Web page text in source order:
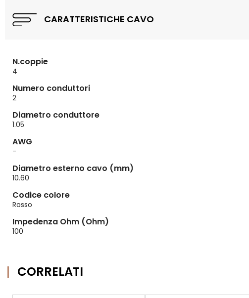
CARATTERISTICHE CAVO
N.coppie
4
Numero conduttori
2
Diametro conduttore
1.05
AWG
-
Diametro esterno cavo (mm)
10.60
Codice colore
Rosso
Impedenza Ohm (Ohm)
100
CORRELATI